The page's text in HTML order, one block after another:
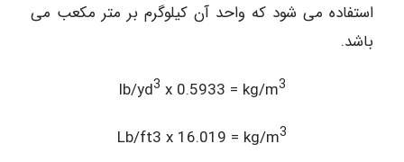
استفاده می شود که واحد آن کیلوگرم بر متر مکعب می
باشد.
lb/yd3 x 0.5933 = kg/m3
Lb/ft3 x 16.019 = kg/m3